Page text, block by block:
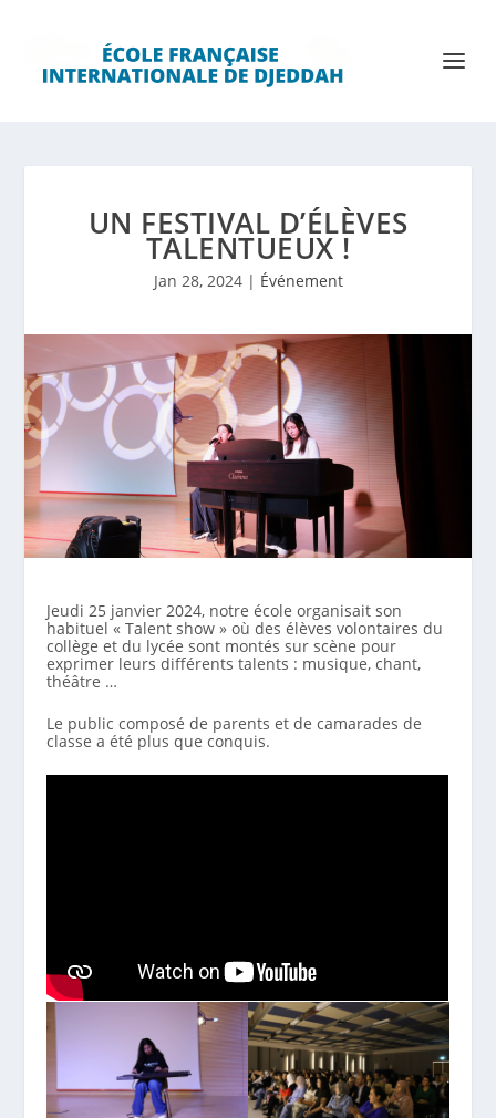
UN FESTIVAL D’ÉLÈVES
TALENTUEUX !
Jan 28, 2024| Événement
Jeudi 25 janvier 2024, notre école organisait son
habituel « Talent show » où des élèves volontaires du
collège et du lycée sont montés sur scène pour
exprimer leurs différents talents : musique, chant,
théâtre …
Le public composé de parents et de camarades de
classe a été plus que conquis.